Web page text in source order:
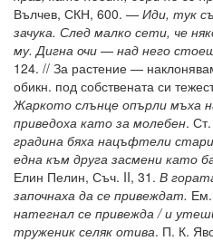
Вълчев, СКН, 600. — Иди, тук
зачука. След малко сети, че
му. Дигна очи — над него
124. // За растение —
обикн. под собствената си
Жаркото слънце опърли мъха
приведоха като за молебен.
градина бяха нацъфтели
една към друга засмени като
Елин Пелин, Съч. II, 31. В
започнаха да се привеждат.
натегнал се привежда / и
труженик селяк отива. П. К.